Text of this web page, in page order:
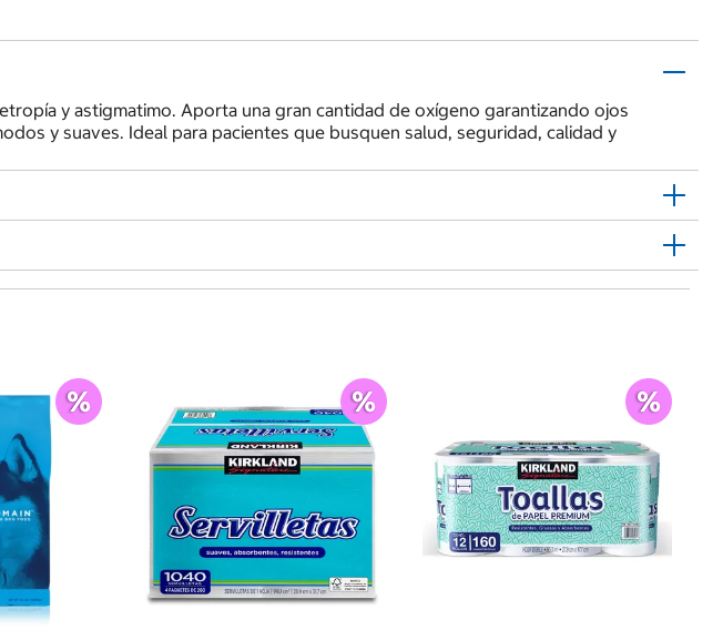
y astigmatimo. Aporta una gran cantidad de oxígeno garantizando ojos
y suaves. Ideal para pacientes que busquen salud, seguridad, calidad y